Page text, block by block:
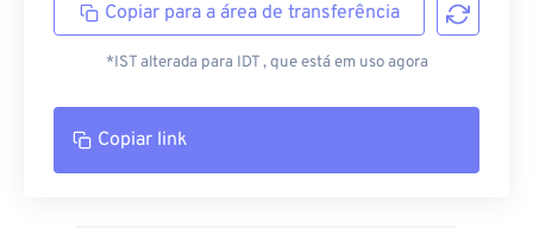
Copiar para a área de transferência
*IST alterada para IDT , que está em uso agora
Copiar link